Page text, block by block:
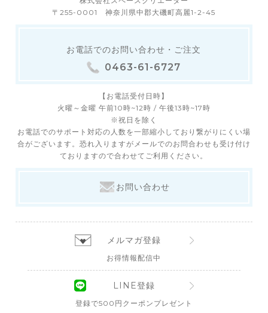
〒255-0001 神奈川県中郡大磯町高麗1-2-45
お電話でのお問い合わせ・ご注文
0463-61-6727
【お電話受付日時】
火曜～金曜 午前10時~12時 / 午後13時~17時
※祝日を除く
お電話でのサポート対応の人数を一部縮小しており繋がりにくい場
合がございます。恐れ入りますがメールでのお問合わせも受け付け
ておりますので合わせてご利用ください。
お問い合わせ
メルマガ登録
お得情報配信中
LINE登録
登録で500円クーポンプレゼント